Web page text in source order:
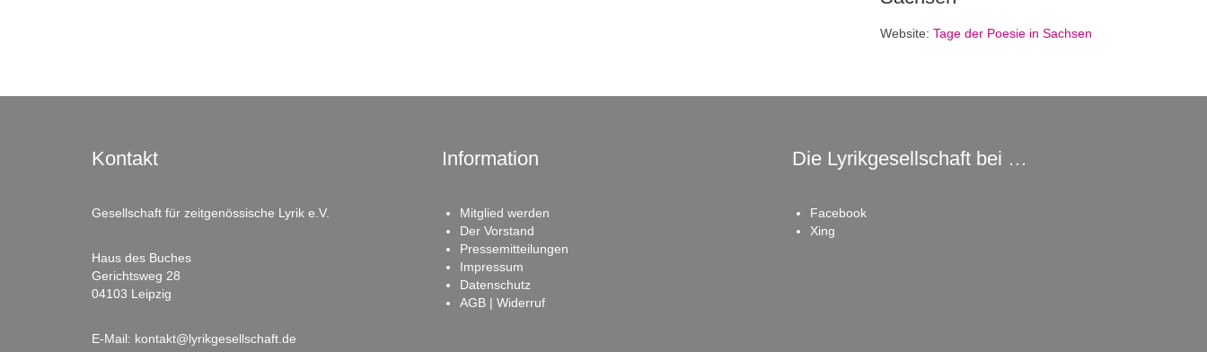
Website: Tage der Poesie in Sachsen
Kontakt
Gesellschaft für zeitgenössische Lyrik e.V.
Haus des Buches
Gerichtsweg 28
04103 Leipzig
E-Mail: kontakt@lyrikgesellschaft.de
Information
Mitglied werden
Der Vorstand
Pressemitteilungen
Impressum
Datenschutz
AGB | Widerruf
Die Lyrikgesellschaft bei …
Facebook
Xing